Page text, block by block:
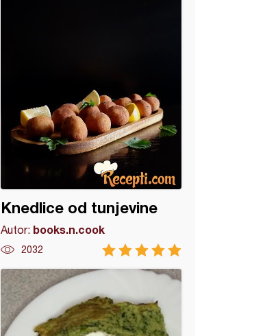
Knedlice od tunjevine
Autor: books.n.cook
2032